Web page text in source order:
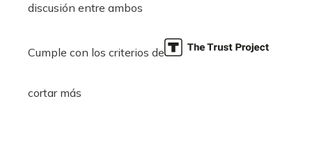
discusión entre ambos
Cumple con los criterios de
cortar más